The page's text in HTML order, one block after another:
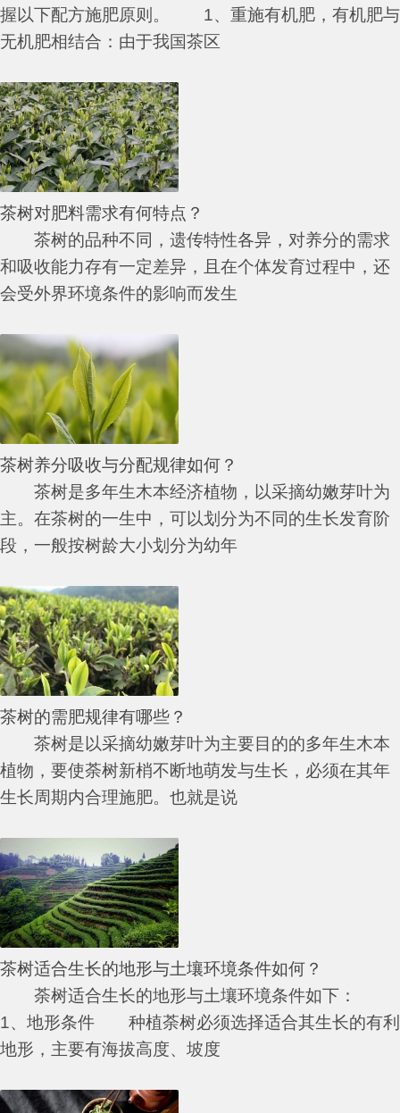
握以下配方施肥原则。 1、重施有机肥，有机肥与
无机肥相结合：由于我国茶区
茶树对肥料需求有何特点？
茶树的品种不同，遗传特性各异，对养分的需求
和吸收能力存有一定差异，且在个体发育过程中，还
会受外界环境条件的影响而发生
茶树养分吸收与分配规律如何？
茶树是多年生木本经济植物，以采摘幼嫩芽叶为
主。在茶树的一生中，可以划分为不同的生长发育阶
段，一般按树龄大小划分为幼年
茶树的需肥规律有哪些？
茶树是以采摘幼嫩芽叶为主要目的的多年生木本
植物，要使荼树新梢不断地萌发与生长，必须在其年
生长周期内合理施肥。也就是说
茶树适合生长的地形与土壤环境条件如何？
荼树适合生长的地形与土壤环境条件如下：
1、地形条件 种植荼树必须选择适合其生长的有利
地形，主要有海拔高度、坡度